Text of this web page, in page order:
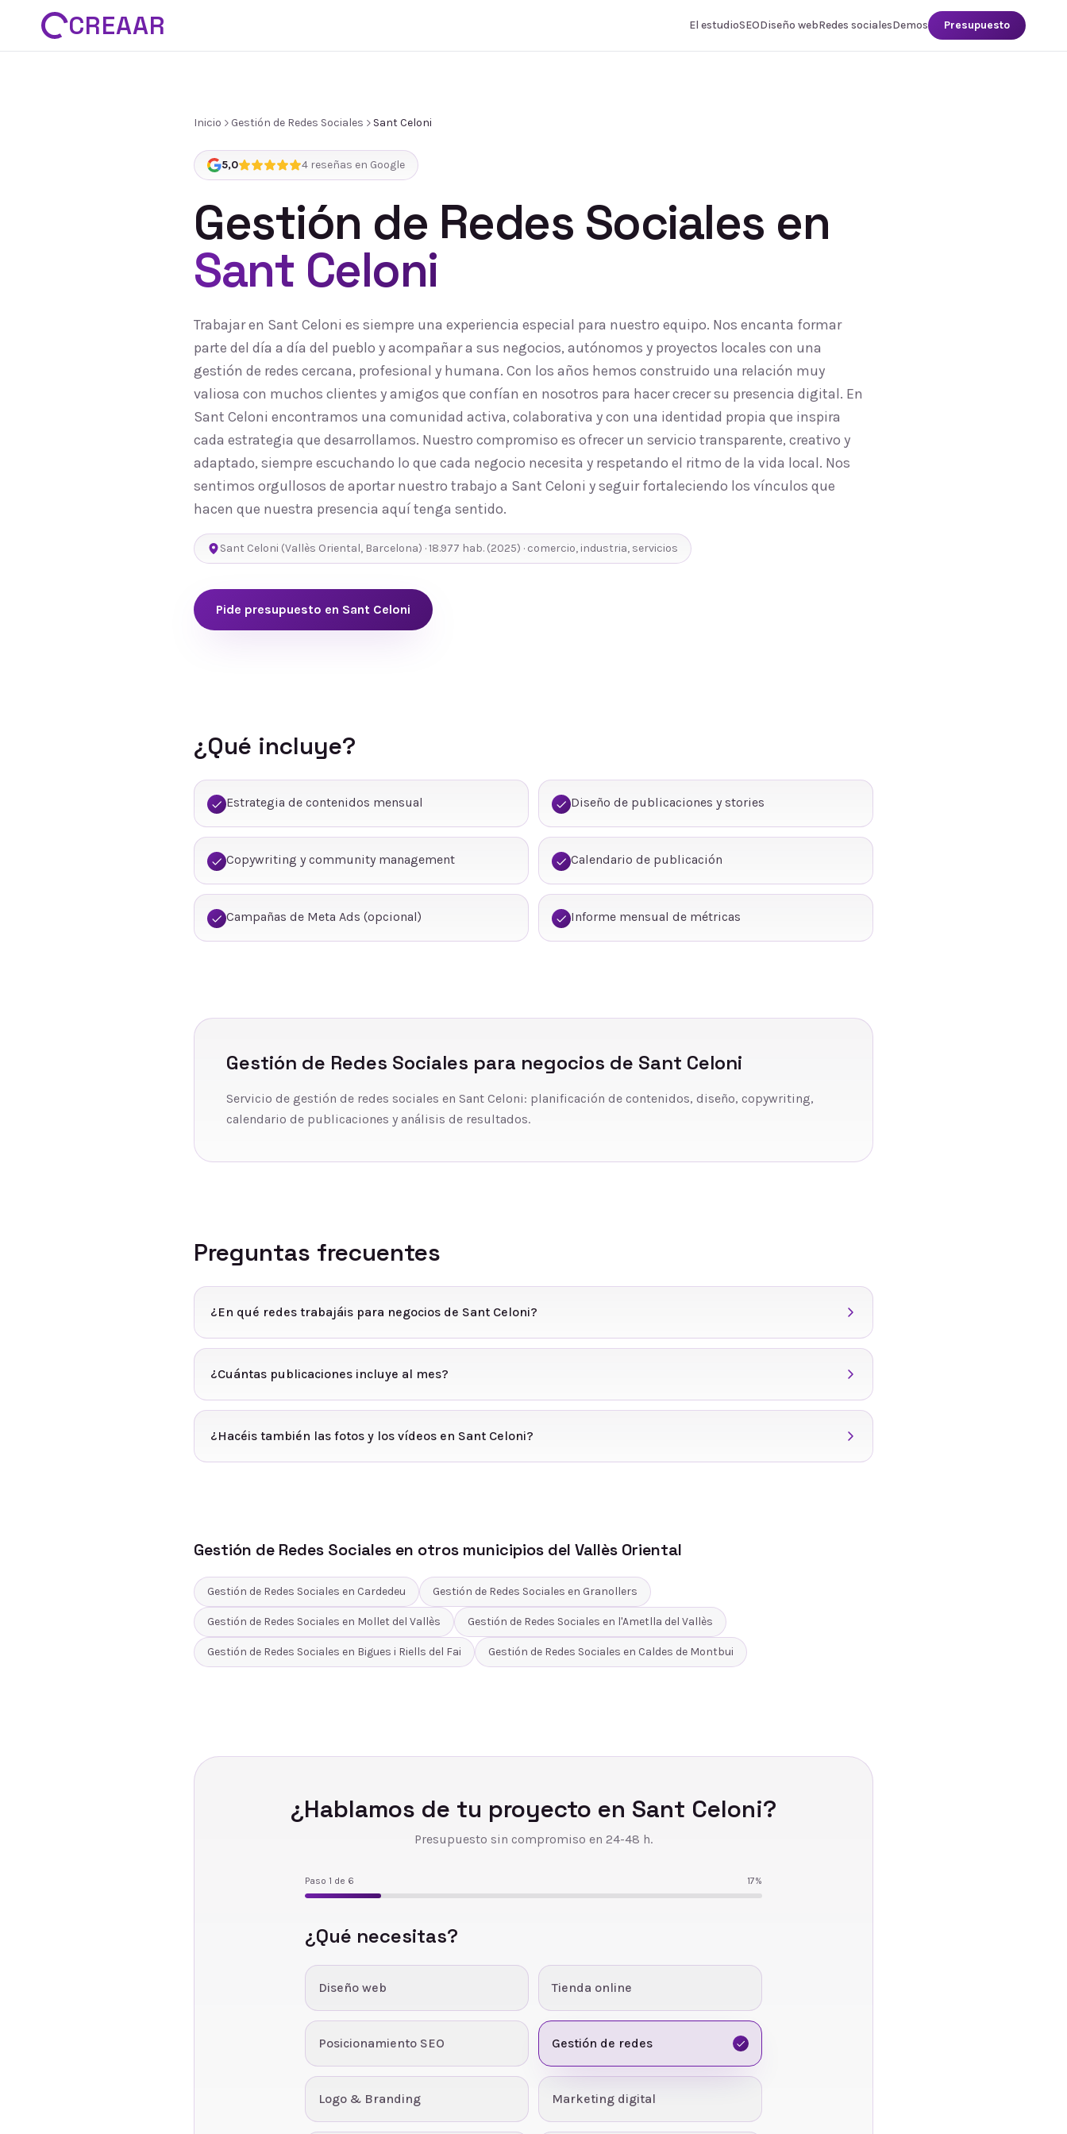
CREAAR El estudioSEODiseño webRedes socialesDemos Presupuesto
Inicio Gestión de Redes Sociales Sant Celoni
5,0 4 reseñas en Google
Gestión de Redes Sociales en
Sant Celoni
Trabajar en Sant Celoni es siempre una experiencia especial para nuestro equipo. Nos encanta formar
parte del día a día del pueblo y acompañar a sus negocios, autónomos y proyectos locales con una
gestión de redes cercana, profesional y humana. Con los años hemos construido una relación muy
valiosa con muchos clientes y amigos que confían en nosotros para hacer crecer su presencia digital. En
Sant Celoni encontramos una comunidad activa, colaborativa y con una identidad propia que inspira
cada estrategia que desarrollamos. Nuestro compromiso es ofrecer un servicio transparente, creativo y
adaptado, siempre escuchando lo que cada negocio necesita y respetando el ritmo de la vida local. Nos
sentimos orgullosos de aportar nuestro trabajo a Sant Celoni y seguir fortaleciendo los vínculos que
hacen que nuestra presencia aquí tenga sentido.
Sant Celoni (Vallès Oriental, Barcelona) ·18.977 hab. (2025) · comercio, industria, servicios
Pide presupuesto en Sant Celoni
¿Qué incluye?
Estrategia de contenidos mensual Diseño de publicaciones y stories
Copywriting y community management Calendario de publicación
Campañas de Meta Ads (opcional) Informe mensual de métricas
Gestión de Redes Sociales para negocios de Sant Celoni
Servicio de gestión de redes sociales en Sant Celoni: planificación de contenidos, diseño, copywriting,
calendario de publicaciones y análisis de resultados.
Preguntas frecuentes
¿En qué redes trabajáis para negocios de Sant Celoni?
¿Cuántas publicaciones incluye al mes?
¿Hacéis también las fotos y los vídeos en Sant Celoni?
Gestión de Redes Sociales en otros municipios del Vallès Oriental
Gestión de Redes Sociales en Cardedeu Gestión de Redes Sociales en Granollers
Gestión de Redes Sociales en Mollet del Vallès Gestión de Redes Sociales en l'Ametlla del Vallès
Gestión de Redes Sociales en Bigues i Riells del Fai Gestión de Redes Sociales en Caldes de Montbui
¿Hablamos de tu proyecto en Sant Celoni?
Presupuesto sin compromiso en 24-48 h.
Paso 1 de 6 17%
¿Qué necesitas?
Diseño web Tienda online
Posicionamiento SEO Gestión de redes
Logo & Branding Marketing digital